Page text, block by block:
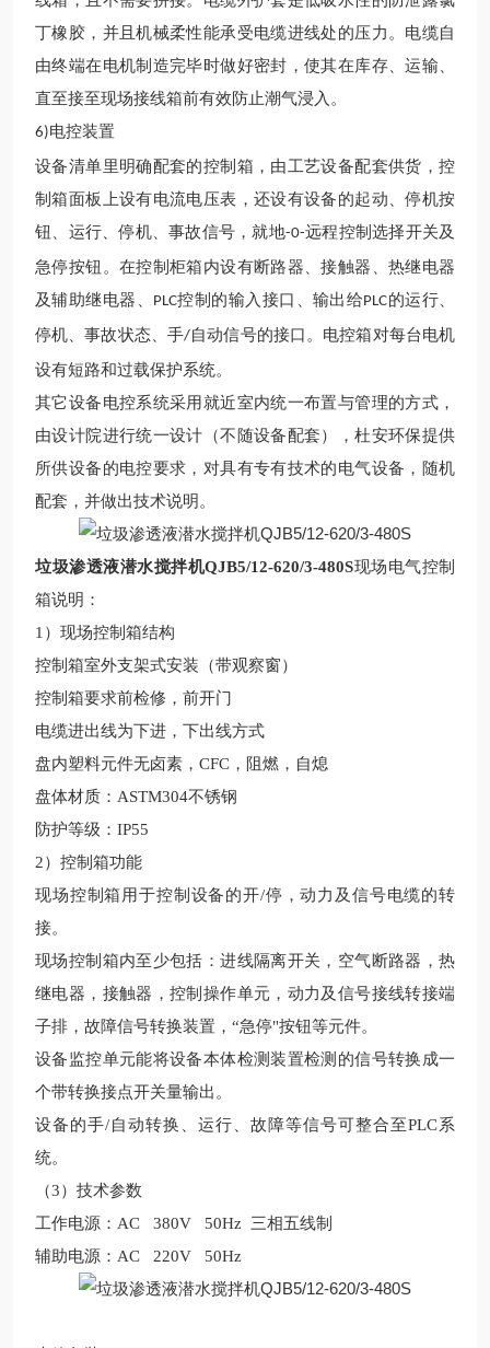
丁橡胶，并且机械柔性能承受电缆进线处的压力。电缆自
由终端在电机制造完毕时做好密封，使其在库存、运输、
直至接至现场接线箱前有效防止潮气浸入。
6)电控装置
设备清单里明确配套的控制箱，由工艺设备配套供货，控
制箱面板上设有电流电压表，还设有设备的起动、停机按
钮、运行、停机、事故信号，就地-0-远程控制选择开关及
急停按钮。在控制柜箱内设有断路器、接触器、热继电器
及辅助继电器、 PLC控制的输入接口、输出给PLC的运行、
停机、事故状态、手/自动信号的接口。电控箱对每台电机
设有短路和过载保护系统。
其它设备电控系统采用就近室内统一布置与管理的方式，
由设计院进行统一设计（不随设备配套），杜安环保提供
所供设备的电控要求，对具有专有技术的电气设备，随机
配套，并做出技术说明 。
垃圾渗透液潜水搅拌机QJB5/12-620/3-480S现场电气控制
箱说明：
1 ）现场控制箱结构
控制箱室外支架式安装（带观察窗）
控制箱要求前检修，前开门
电缆进出线为下进，下出线方式
盘内塑料元件无卤素， CFC ，阻燃，自熄
盘体材质： ASTM304不锈钢
防护等级： IP55
2） 控制箱功能
现场控制箱用于控制 设备的开/停，动力及信号电缆的转
接。
现场控制箱内至少包括：进线隔离开关，空气断路器，热
继电器，接触器，控制操作单元，动力及信号接线转接端
子排，故障信号转换装置， “急停"按钮等元件。
设备监控单元能将设备本体检测装置检测的信号转换成一
个带转换接点开关量输出。
设备的手/自动转换、运行、故障等信号可整合至PLC系
统。
（3）技术参数
工作电源： AC 380V 50Hz 三相五线制
辅助电源： AC 220V 50Hz